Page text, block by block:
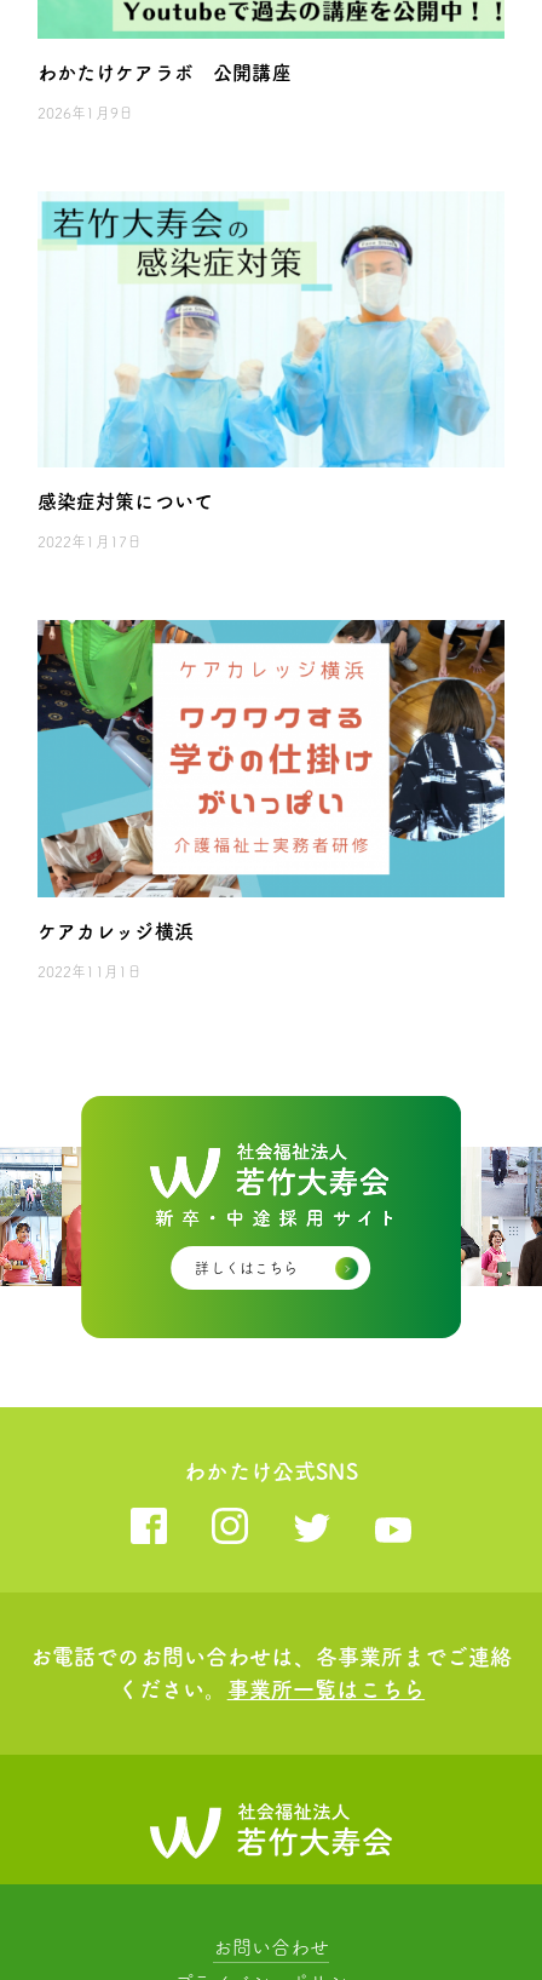
わかたけケアラボ 公開講座
2026年1月9日
感染症対策について
2022年1月17日
ケアカレッジ横浜
2022年11月1日
詳しくはこちら
わかたけ公式SNS
お電話でのお問い合わせは、各事業所までご連絡
ください。 事業所一覧はこちら
お問い合わせ